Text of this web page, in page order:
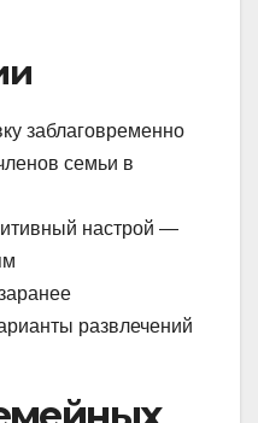
заблаговременно
семьи в
настрой —
развлечений